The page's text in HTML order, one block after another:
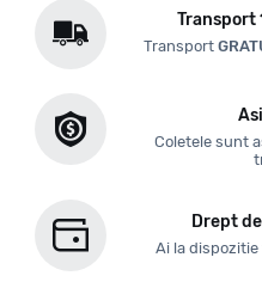
Transport
Transport
Coletele sunt
Drept
Ai la